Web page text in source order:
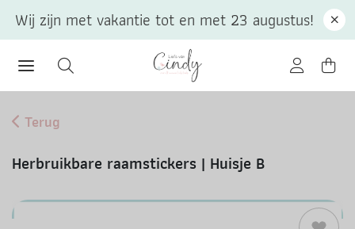
Terug
Herbruikbare raamstickers | Huisje B
Wij zijn met vakantie tot en met 23 augustus!